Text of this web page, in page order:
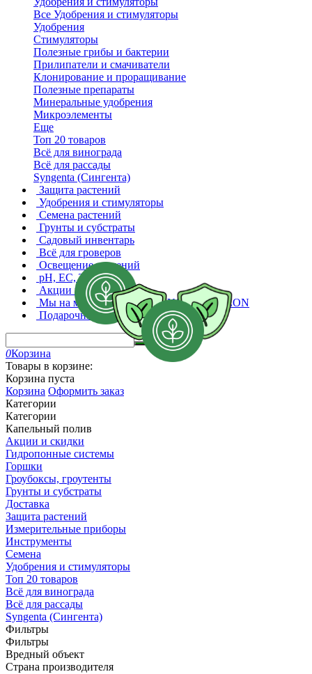
Все Удобрения и стимуляторы
Удобрения
Стимуляторы
Полезные грибы и бактерии
Прилипатели и смачиватели
Клонирование и проращивание
Полезные препараты
Минеральные удобрения
Микроэлементы
Еще
Топ 20 товаров
Всё для винограда
Всё для рассады
Syngenta (Сингента)
Защита растений
Удобрения и стимуляторы
Семена растений
Грунты и субстраты
Садовый инвентарь
Всё для гроверов
Освещение растений
pH, EC, TDS
Акции и скидки
Мы на маркетплейсахWB YANDEX OZON
Подарочный сертификат
0Корзина
Товары в корзине:
Корзина пуста
Корзина Оформить заказ
Категории
Категории
Капельный полив
Акции и скидки
Гидропонные системы
Горшки
Гроубоксы, гроутенты
Грунты и субстраты
Доставка
Защита растений
Измерительные приборы
Инструменты
Семена
Удобрения и стимуляторы
Топ 20 товаров
Всё для винограда
Всё для рассады
Syngenta (Сингента)
Фильтры
Фильтры
Вредный объект
Страна производителя